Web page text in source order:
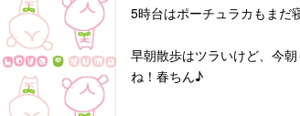
5時台はポーチュラカもまだ
早朝散歩はツラいけど、今
ね！春ちん♪